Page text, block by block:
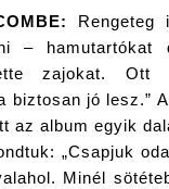
Rengeteg
–
zajokat. Ott
biztosan jó lesz.”
az album egyik
„Csapjuk
Minél